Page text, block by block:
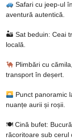
Safari cu jeep-ul
aventură autentică.
🏜 Sat beduin: Ceai
locală.
Plimbări cu
transport în deșert.
Punct panoramic
nuanțe aurii și roșii.
🍽 Cină bufet:
răcoritoare sub cerul